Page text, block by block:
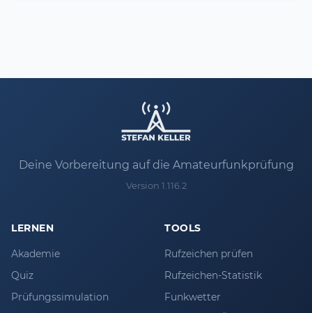
Deine Vorbereitung auf die Amateurfunkprüfung
Version 1.116.2
LERNEN
Akademie
Quiz
Prüfungssimulation
TOOLS
Rufzeichen prüfen
Rufzeichen-Statistik
Funkwetter